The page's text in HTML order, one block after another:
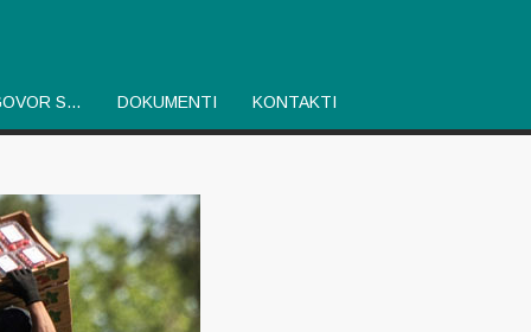
S… DOKUMENTI KONTAKTI